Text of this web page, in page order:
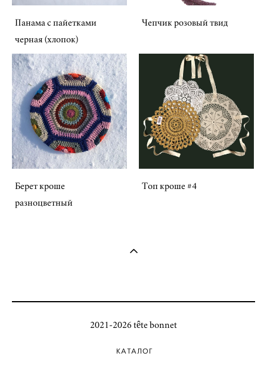
Панама с пайетками
черная (хлопок)
Чепчик розовый твид
Берет кроше
разноцветный
Топ кроше #4
2021-2026 tête bonnet
КАТАЛОГ